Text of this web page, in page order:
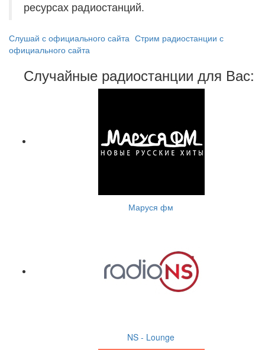
ресурсах радиостанций.
Слушай с официального сайта Стрим радиостанции с
официального сайта
Случайные радиостанции для Вас:
Маруся фм
NS - Lounge